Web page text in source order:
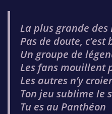
La plus grande des
Pas de doute, c’est
Un groupe de
Les fans mouillent
Les autres n’y
Ton jeu sublime le
Tu es au Panthéon